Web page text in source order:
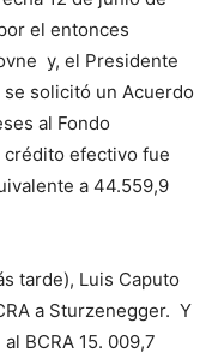
el entonces
y, el Presidente
solicitó un Acuerdo
al Fondo
crédito efectivo fue
a 44.559,9
tarde), Luis Caputo
a Sturzenegger. Y
BCRA 15. 009,7